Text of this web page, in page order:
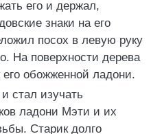
его и держал,
знаки на его
посох в левую руку
На поверхности дерева
его обожженной ладони.
стал изучать
ладони Мэти и их
Старик долго